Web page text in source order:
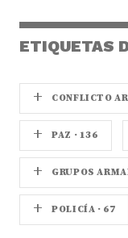
ETIQUETAS
+ CONFLICTO
+ PAZ · 136
+ GRUPOS
+ POLICÍA · 67